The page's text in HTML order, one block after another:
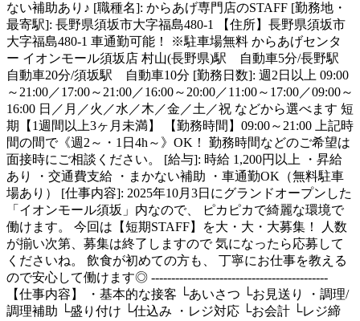
ない補助あり♪ [職種名]: からあげ専門店のSTAFF [勤務地・
最寄駅]: 長野県須坂市大字福島480-1 【住所】長野県須坂市
大字福島480-1 車通勤可能！ ※駐車場無料 からあげセンタ
ー イオンモール須坂店 村山(長野県)駅 自動車5分/長野駅
自動車20分/須坂駅 自動車10分 [勤務日数]: 週2日以上 09:00
～21:00／17:00～21:00／16:00～20:00／11:00～17:00／09:00～
16:00 日／月／火／水／木／金／土／祝 などから選べます 短
期【1週間以上3ヶ月未満】 【勤務時間】09:00～21:00 上記時
間の間で《週2～・1日4h～》OK！ 勤務時間などのご希望は
面接時にご相談ください。 [給与]: 時給 1,200円以上 ・昇給
あり ・交通費支給 ・まかない補助 ・車通勤OK（無料駐車
場あり） [仕事内容]: 2025年10月3日にグランドオープンした
「イオンモール須坂」内なので、 ピカピカで綺麗な環境で
働けます。 今回は【短期STAFF】を大・大・大募集！ 人数
が揃い次第、募集は終了しますので 気になったら応募して
くださいね。 飲食が初めての方も、 丁寧にお仕事を教える
ので安心して働けます◎ --------------------------------------------
【仕事内容】 ・基本的な接客 └あいさつ └お見送り ・調理/
調理補助 └盛り付け └仕込み ・レジ対応 └お会計 └レジ締